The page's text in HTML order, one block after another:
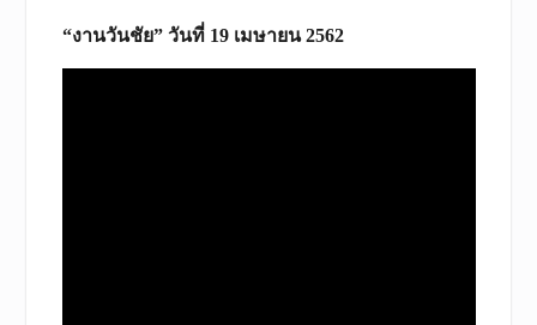
“งานวันชัย” วันที่ 19 เมษายน 2562